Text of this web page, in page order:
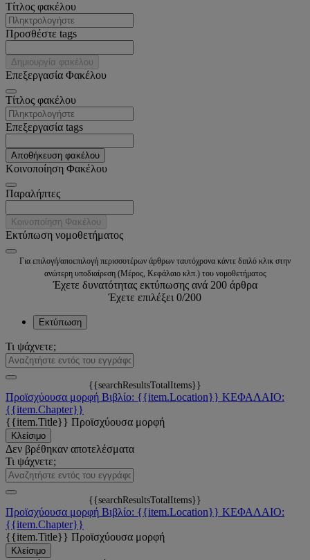
Tίτλος φακέλου
Προσθέστε tags
Δημιουργία φακέλου
Επεξεργασία Φακέλου
Tίτλος φακέλου
Επεξεργασία tags
Αποθήκευση φακέλου
Κοινοποίηση Φακέλου
Παραλήπτες
Κοινοποίηση Φακέλου
Εκτύπωση νομοθετήματος
Για επιλογή/αποεπιλογή περισσοτέρων άρθρων ταυτόχρονα κάντε διπλό κλικ στην
ανώτερη υποδιαίρεση (Μέρος, Κεφάλαιο κλπ.) του νομοθετήματος
Έχετε δυνατότητας εκτύπωσης ανά 200 άρθρα
Έχετε επιλέξει 0/200
Εκτύπωση
Τι ψάχνετε;
{{searchResultsTotalItems}}
Προϊσχύουσα μορφή Βιβλίο: {{item.Location}} ΚΕΦΑΛΑΙΟ:
{{item.Chapter}}
{{item.Title}} Προϊσχύουσα μορφή
Κλείσιμο
Δεν βρέθηκαν αποτελέσματα
Τι ψάχνετε;
{{searchResultsTotalItems}}
Προϊσχύουσα μορφή Βιβλίο: {{item.Location}} ΚΕΦΑΛΑΙΟ:
{{item.Chapter}}
{{item.Title}} Προϊσχύουσα μορφή
Κλείσιμο